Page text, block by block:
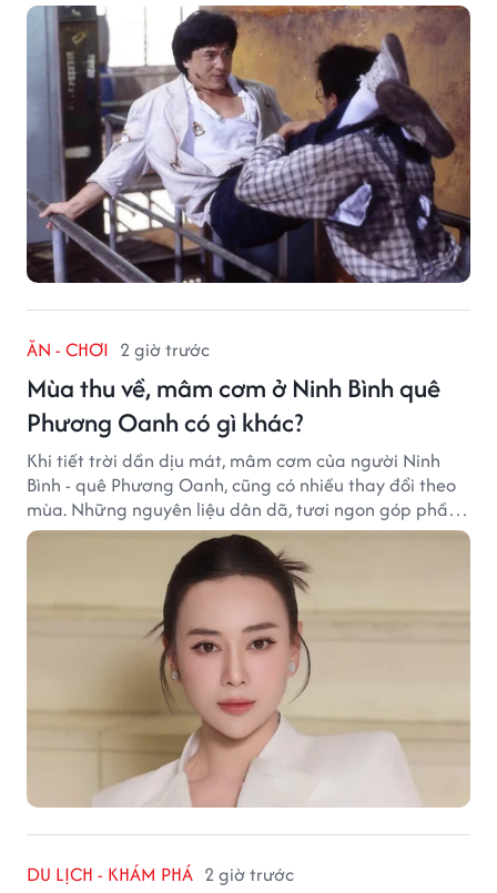
ĂN - CHƠI 2 giờ trước
Mùa thu về, mâm cơm ở Ninh Bình quê
Phương Oanh có gì khác?
Khi tiết trời dần dịu mát, mâm cơm của người Ninh
Bình - quê Phương Oanh, cũng có nhiều thay đổi theo
mùa. Những nguyên liệu dân dã, tươi ngon góp phần
tạo nên hương vị bình dị nhưng đầy cuốn hút của vùng
DU LỊCH - KHÁM PHÁ 2 giờ trước